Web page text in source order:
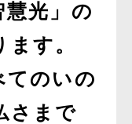
光」の
す。
のいの
さまで